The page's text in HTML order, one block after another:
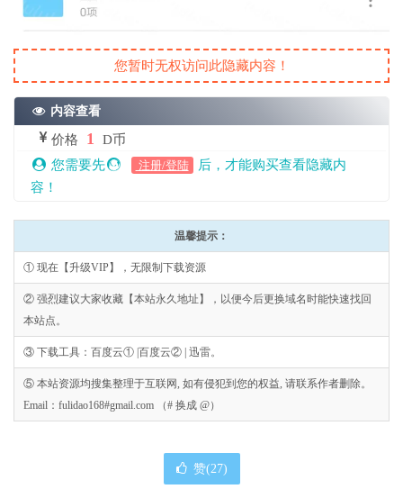
您暂时无权访问此隐藏内容！
内容查看
价格 1
D币
您需要先
注册/登陆
后，才能购买查看隐藏内
容！
温馨提示：
① 现在【升级VIP】，无限制下载资源
② 强烈建议大家收藏【本站永久地址】，以便今后更换域名时能快速找回
本站点。
③ 下载工具：百度云① |百度云② | 迅雷。
⑤ 本站资源均搜集整理于互联网, 如有侵犯到您的权益, 请联系作者删除。
Email：fulidao168#gmail.com （# 换成 @）
赞(27)